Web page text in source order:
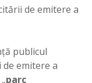
de emitere a
publicul
emitere a
parc